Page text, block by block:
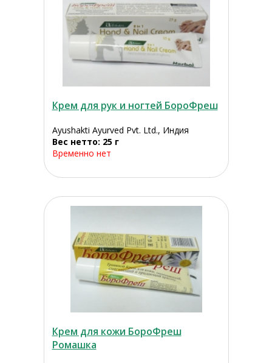
Крем для рук и ногтей БороФреш
Ayushakti Ayurved Pvt. Ltd., Индия
Вес нетто: 25 г
Временно нет
Крем для кожи БороФреш
Ромашка